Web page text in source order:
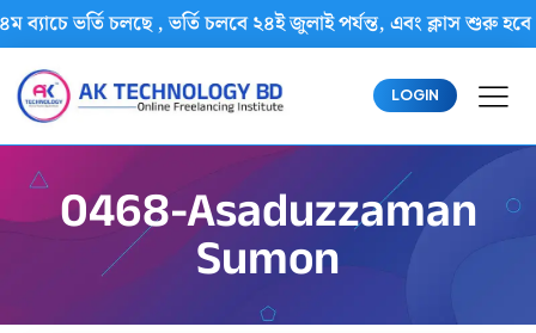
ব্যাচে ভর্তি চলছে , ভর্তি চলবে ২৪ই জুলাই পর্যন্ত, এবং ক্লাস শুরু
LOGIN
0468-Asaduzzaman
Sumon